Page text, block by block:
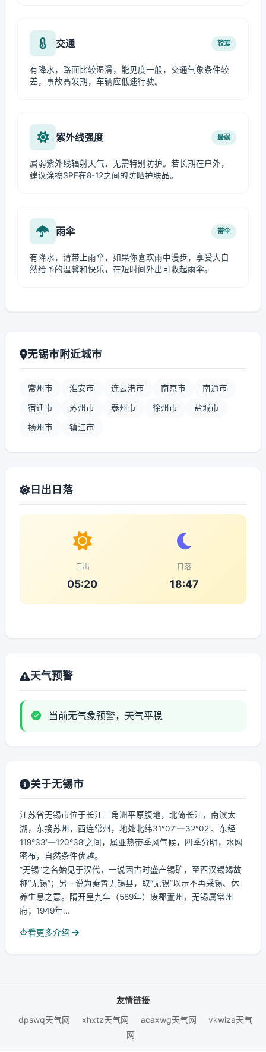
交通 较差
有降水，路面比较湿滑，能见度一般，交通气象条件较
差，事故高发期，车辆应低速行驶。
紫外线强度 最弱
属弱紫外线辐射天气，无需特别防护。若长期在户外，
建议涂擦SPF在8-12之间的防晒护肤品。
雨伞 带伞
有降水，请带上雨伞，如果你喜欢雨中漫步，享受大自
然给予的温馨和快乐，在短时间外出可收起雨伞。
无锡市附近城市
常州市 淮安市 连云港市 南京市 南通市
宿迁市 苏州市 泰州市 徐州市 盐城市
扬州市 镇江市
日出日落
日出
05:20
日落
18:47
天气预警
当前无气象预警，天气平稳
关于无锡市
江苏省无锡市位于长江三角洲平原腹地，北倚长江，南滨太
湖，东接苏州，西连常州，地处北纬31°07′—32°02′、东经
119°33′—120°38′之间，属亚热带季风气候，四季分明，水网
密布，自然条件优越。
“无锡”之名始见于汉代，一说因古时盛产锡矿，至西汉锡竭故
称“无锡”；另一说为秦置无锡县，取“无锡”以示不再采锡、休
养生息之意。隋开皇九年（589年）废郡置州，无锡属常州
府；1949年...
查看更多介绍
友情链接
dpswq天气网
xhxtz天气网 acaxwg天气网
vkwiza天气
网